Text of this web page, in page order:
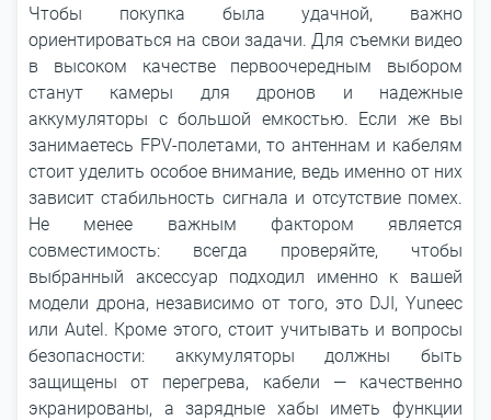
Чтобы покупка была удачной, важно
ориентироваться на свои задачи. Для съемки видео
в высоком качестве первоочередным выбором
станут камеры для дронов и надежные
аккумуляторы с большой емкостью. Если же вы
занимаетесь FPV-полетами, то антеннам и кабелям
стоит уделить особое внимание, ведь именно от них
зависит стабильность сигнала и отсутствие помех.
Не менее важным фактором является
совместимость: всегда проверяйте, чтобы
выбранный аксессуар подходил именно к вашей
модели дрона, независимо от того, это DJI, Yuneec
или Autel. Кроме этого, стоит учитывать и вопросы
безопасности: аккумуляторы должны быть
защищены от перегрева, кабели — качественно
экранированы, а зарядные хабы иметь функции